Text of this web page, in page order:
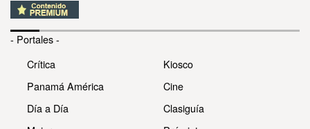
- Portales -
Crítica
Panamá América
Día a Día
Kiosco
Cine
Clasiguía